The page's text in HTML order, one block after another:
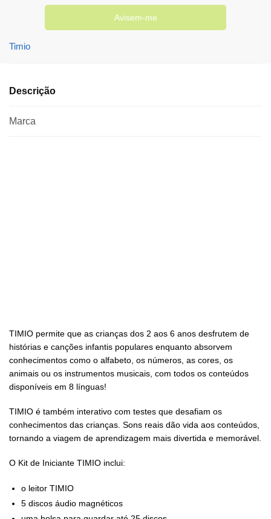
Avisem-me
Timio
Descrição
Marca
TIMIO permite que as crianças dos 2 aos 6 anos desfrutem de
histórias e canções infantis populares enquanto absorvem
conhecimentos como o alfabeto, os números, as cores, os
animais ou os instrumentos musicais, com todos os conteúdos
disponíveis em 8 línguas!
TIMIO é também interativo com testes que desafiam os
conhecimentos das crianças. Sons reais dão vida aos conteúdos,
tornando a viagem de aprendizagem mais divertida e memorável.
O Kit de Iniciante TIMIO inclui:
o leitor TIMIO
5 discos áudio magnéticos